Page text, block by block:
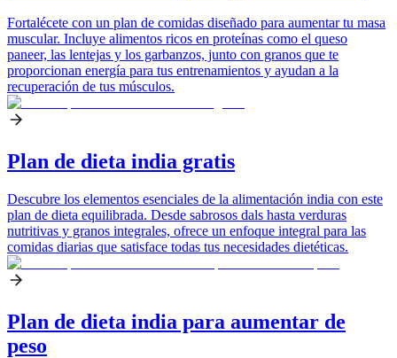
Fortalécete con un plan de comidas diseñado para aumentar tu masa
muscular. Incluye alimentos ricos en proteínas como el queso
paneer, las lentejas y los garbanzos, junto con granos que te
proporcionan energía para tus entrenamientos y ayudan a la
recuperación de tus músculos.
Plan de dieta india gratis
Descubre los elementos esenciales de la alimentación india con este
plan de dieta equilibrada. Desde sabrosos dals hasta verduras
nutritivas y granos integrales, ofrece un enfoque integral para las
comidas diarias que satisface todas tus necesidades dietéticas.
Plan de dieta india para aumentar de
peso